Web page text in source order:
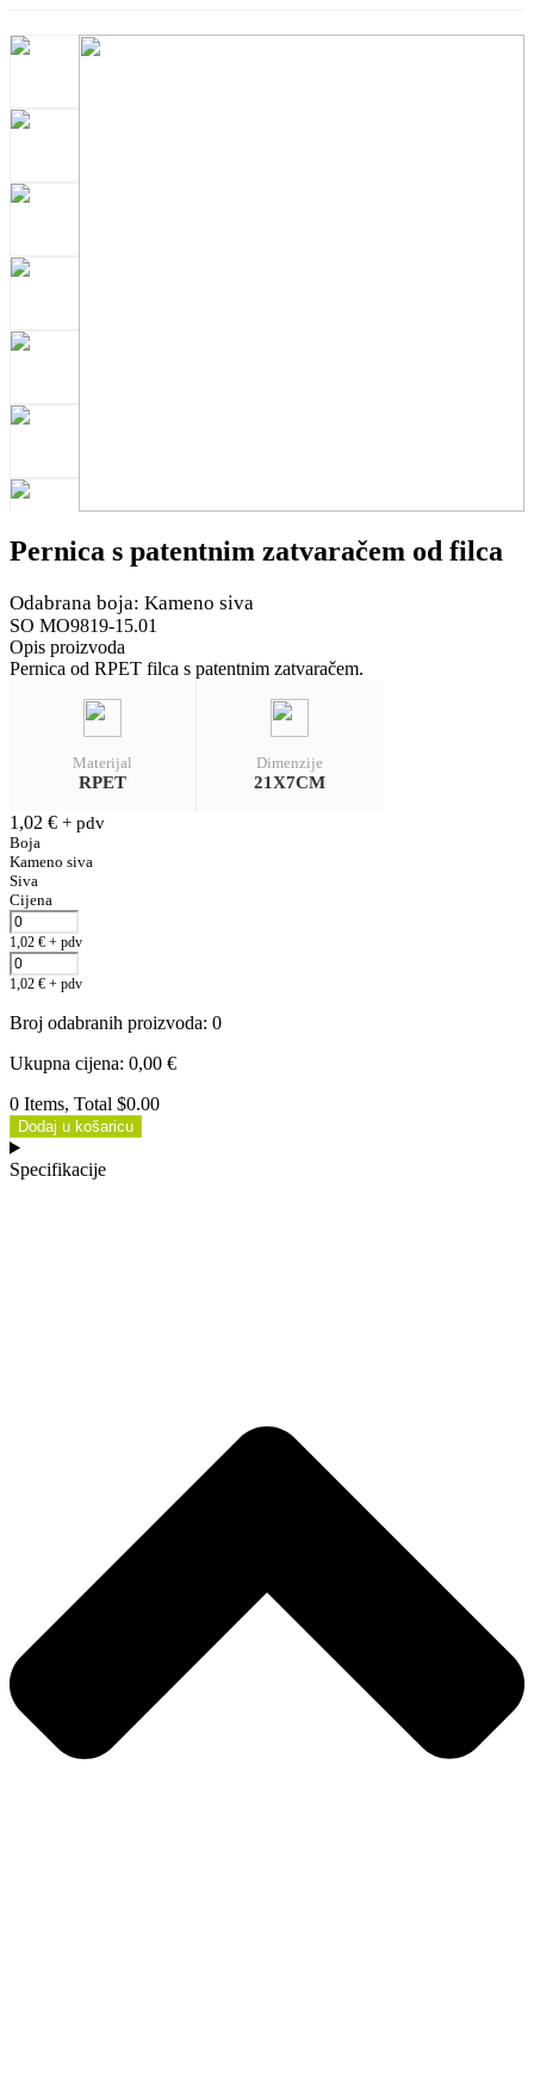
Pernica s patentnim zatvaračem od filca
Odabrana boja: Kameno siva
SO MO9819-15.01
Opis proizvoda
Pernica od RPET filca s patentnim zatvaračem.
Materijal
RPET
Dimenzije
21X7CM
1,02 € + pdv
Boja
Kameno siva
Siva
Cijena
1,02 € + pdv
1,02 € + pdv
Broj odabranih proizvoda: 0
Ukupna cijena: 0,00 €
0 Items, Total $0.00
Dodaj u košaricu
Specifikacije